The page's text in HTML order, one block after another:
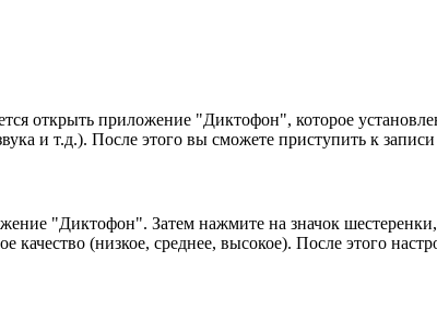
открыть приложение "Диктофон", которое
и т.д.). После этого вы сможете приступить к записи
"Диктофон". Затем нажмите на значок
(низкое, среднее, высокое). После этого